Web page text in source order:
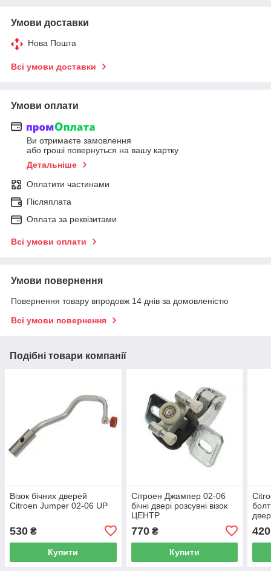
Умови доставки
Нова Пошта
Всі умови доставки
Умови оплати
Ви отримаєте замовлення
або гроші повернуться на вашу картку
Детальніше
Оплатити частинами
Післяплата
Оплата за реквізитами
Всі умови оплати
Умови повернення
Повернення товару впродовж 14 днів за домовленістю
Всі умови повернення
Подібні товари компанії
Візок бічних дверей
Citroen Jumper 02-06 UP
530 ₴
Купити
Сітроен Джампер 02-06
бічні двері розсувні візок
ЦЕНТР
770₴
Купити
420